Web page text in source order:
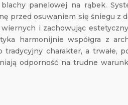
panelowej na rąbek.
przed osuwaniem się śniegu z
i zachowując
harmonijnie współgra z
tradycyjny charakter, a trwałe,
odporność na trudne